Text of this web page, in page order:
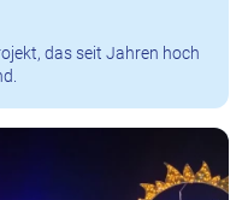
das seit Jahren hoch